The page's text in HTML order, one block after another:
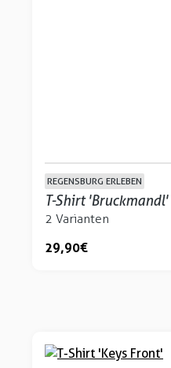
REGENSBURG ERLEBEN
T-Shirt 'Bruckmandl'
2 Varianten
29,90 €